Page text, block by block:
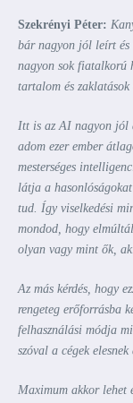
Szekrényi Péter:
bár nagyon jól leírt és
nagyon sok fiatalkorú
tartalom és
Itt is az AI nagyon jól
adom ezer ember
mesterséges
látja a
tud. Így viselkedési
mondod, hogy
olyan vagy mint ők,
Az más kérdés, hogy
rengeteg erőforrásba
felhasználási módja
szóval a cégek
Maximum akkor lehet